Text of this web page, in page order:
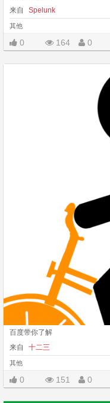
来自
Spelunk
其他
0 164 0
百度带你了解
来自
十二三
其他
0 151 0